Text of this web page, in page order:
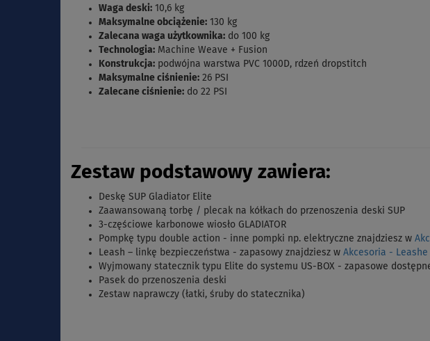
Waga deski: 10,6 kg
Maksymalne obciążenie: 130 kg
Zalecana waga użytkownika: do 100 kg
Technologia: Machine Weave + Fusion
Konstrukcja: podwójna warstwa PVC 1000D, rdzeń dropstitch
Maksymalne ciśnienie: 26 PSI
Zalecane ciśnienie: do 22 PSI
Zestaw podstawowy zawiera:
Deskę SUP Gladiator Elite
Zaawansowaną torbę / plecak na kółkach do przenoszenia deski SUP
3-częściowe karbonowe wiosło GLADIATOR
Pompkę typu double action - inne pompki np. elektryczne znajdziesz w
Leash – linkę bezpieczeństwa - zapasowy znajdziesz w Akcesoria - Leashe
Wyjmowany statecznik typu Elite do systemu US-BOX - zapasowe
Pasek do przenoszenia deski
Zestaw naprawczy (łatki, śruby do statecznika)